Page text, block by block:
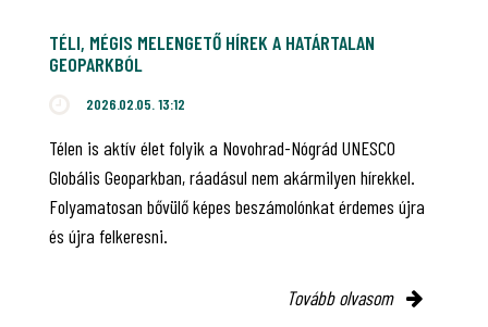
TÉLI, MÉGIS MELENGETŐ HÍREK A HATÁRTALAN
GEOPARKBÓL
2026.02.05. 13:12
Télen is aktív élet folyik a Novohrad-Nógrád UNESCO
Globális Geoparkban, ráadásul nem akármilyen hírekkel.
Folyamatosan bővülő képes beszámolónkat érdemes újra
és újra felkeresni.
Tovább olvasom